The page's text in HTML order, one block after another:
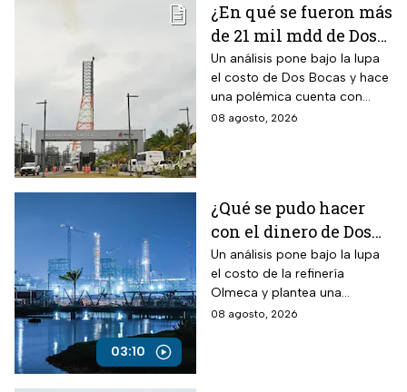
¿En qué se fueron más
de 21 mil mdd de Dos
Bocas? La polémica
cuenta de las
“refinerías hechizas”
Un análisis pone bajo la lupa
el costo de Dos Bocas y hace
una polémica cuenta con
pequeñas instalaciones
08 agosto, 2026
03:10
¿Qué se pudo hacer
con el dinero de Dos
Bocas? La polémica
cuenta de las
“refinerías hechizas”
Un análisis pone bajo la lupa
el costo de la refinería
Olmeca y plantea una
polémica comparación con
08 agosto, 2026